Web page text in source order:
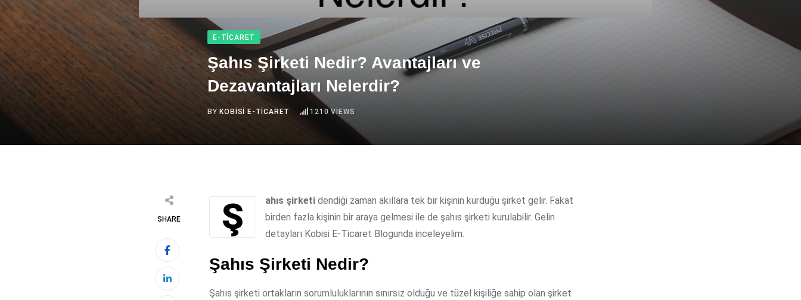
E-TICARET
Şahıs Şirketi Nedir? Avantajları ve
Dezavantajları Nelerdir?
BY KOBISI E-TICARET 1210 VIEWS
SHARE
Şahıs şirketi dendiği zaman akıllara tek bir kişinin kurduğu şirket gelir. Fakat
birden fazla kişinin bir araya gelmesi ile de şahıs şirketi kurulabilir. Gelin
detayları Kobisi E-Ticaret Blogunda inceleyelim.
Şahıs Şirketi Nedir?
Şahıs şirketi ortakların sorumluluklarının sınırsız olduğu ve tüzel kişiliğe sahip olan şirket